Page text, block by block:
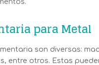
para Metal
son diversas:
entre otros. Estas